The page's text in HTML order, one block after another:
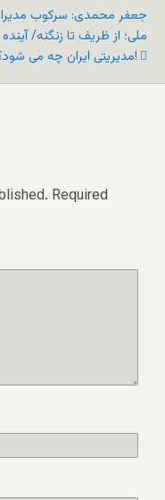
جعفر محمدی: سرکوب
ملی؛ از ظریف تا زنگنه/ آینده
مدیریتی ایران چه می شود؟!
Required